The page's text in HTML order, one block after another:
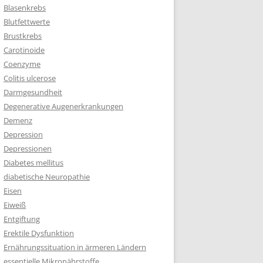
Blasenkrebs
Blutfettwerte
Brustkrebs
Carotinoide
Coenzyme
Colitis ulcerose
Darmgesundheit
Degenerative Augenerkrankungen
Demenz
Depression
Depressionen
Diabetes mellitus
diabetische Neuropathie
Eisen
Eiweiß
Entgiftung
Erektile Dysfunktion
Ernährungssituation in ärmeren Ländern